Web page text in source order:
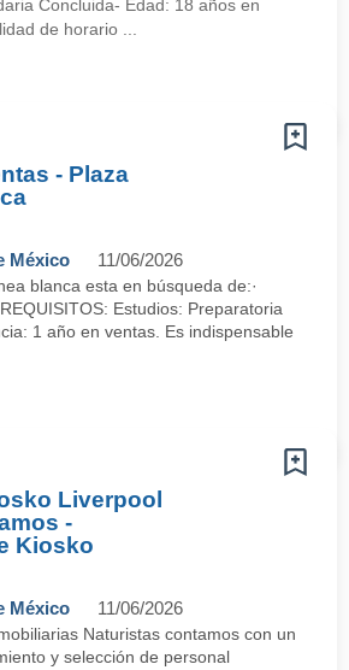
Concluida- Edad: 18 años en
de horario ...
- Plaza
México 11/06/2026
blanca esta en búsqueda de:·
Estudios: Preparatoria
1 año en ventas. Es indispensable
Liverpool
-
Kiosko
México 11/06/2026
Naturistas contamos con un
y selección de personal